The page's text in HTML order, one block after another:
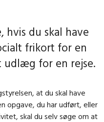
hvis du skal have
frikort for en
udlæg for en rejse.
at du skal have
opgave, du har udført, eller
skal du selv søge om at